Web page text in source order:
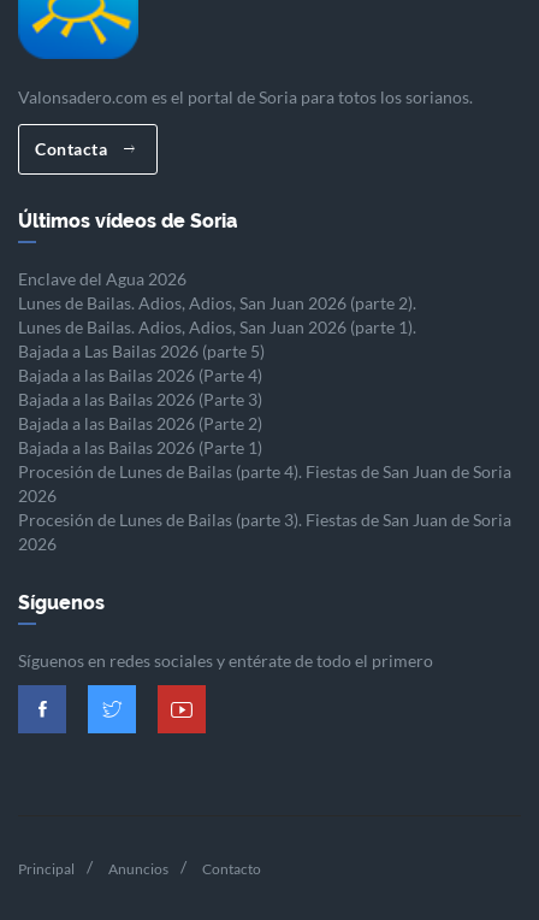
Valonsadero.com es el portal de Soria para totos los sorianos.
Contacta
Últimos vídeos de Soria
Enclave del Agua 2026
Lunes de Bailas. Adios, Adios, San Juan 2026 (parte 2).
Lunes de Bailas. Adios, Adios, San Juan 2026 (parte 1).
Bajada a Las Bailas 2026 (parte 5)
Bajada a las Bailas 2026 (Parte 4)
Bajada a las Bailas 2026 (Parte 3)
Bajada a las Bailas 2026 (Parte 2)
Bajada a las Bailas 2026 (Parte 1)
Procesión de Lunes de Bailas (parte 4). Fiestas de San Juan de Soria
2026
Procesión de Lunes de Bailas (parte 3). Fiestas de San Juan de Soria
2026
Síguenos
Síguenos en redes sociales y entérate de todo el primero
Principal Anuncios Contacto